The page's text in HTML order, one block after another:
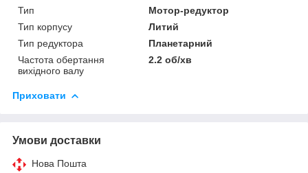
Тип
Мотор-редуктор
Тип корпусу
Литий
Тип редуктора
Планетарний
Частота обертання
вихідного валу
2.2 об/хв
Приховати
Умови доставки
Нова Пошта